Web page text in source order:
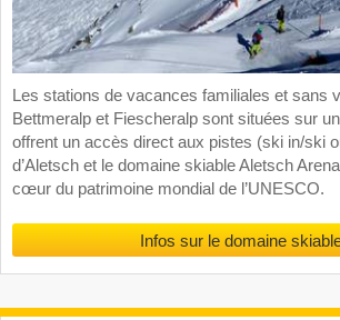
Les stations de vacances familiales et sans
Bettmeralp et Fiescheralp sont situées sur
offrent un accès direct aux pistes (ski in/ski
d’Aletsch et le domaine skiable Aletsch
cœur du patrimoine mondial de l’UNESCO.
Infos sur le domaine